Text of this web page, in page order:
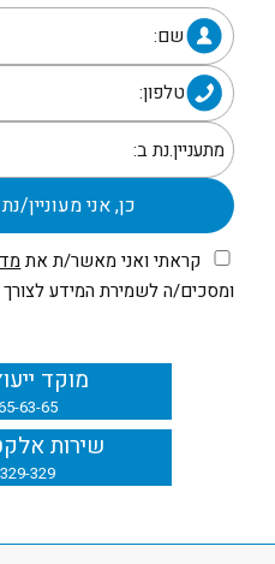
שם:
טלפון:
כן, אני מעוניין/
קראתי ואני מאשר/ת את
ומסכים/ה לשמירת המידע לצורך
מוקד
63-65
שירות
329